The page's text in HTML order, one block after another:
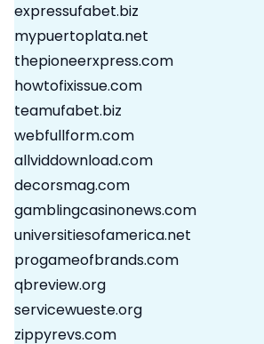
expressufabet.biz
mypuertoplata.net
thepioneerxpress.com
howtofixissue.com
teamufabet.biz
webfullform.com
allviddownload.com
decorsmag.com
gamblingcasinonews.com
universitiesofamerica.net
progameofbrands.com
qbreview.org
servicewueste.org
zippyrevs.com